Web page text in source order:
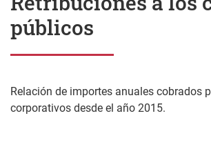
públicos
Relación de importes anuales cobrados
corporativos desde el año 2015.